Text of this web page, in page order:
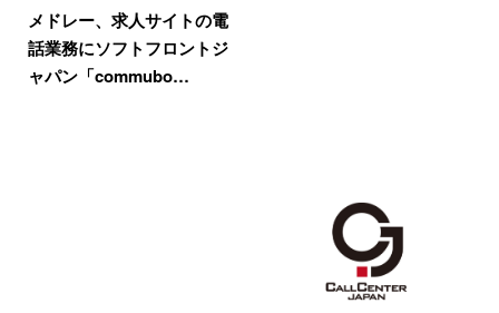
メドレー、求人サイトの電
話業務にソフトフロントジ
ャパン「commubo…